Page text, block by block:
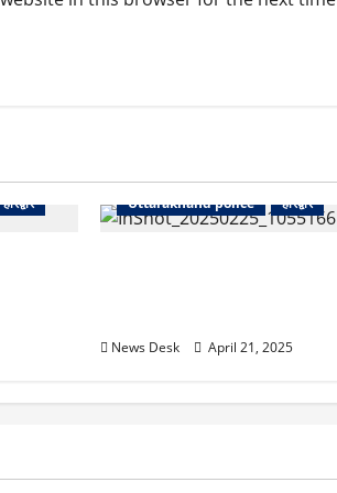
हरिद्वार
Uttarakhand police
हरिद्वार
News Desk April 21, 2025